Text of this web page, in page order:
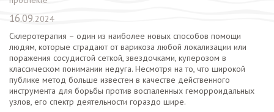
16.09.2024
Склеротерапия – один из наиболее новых способов помощи
людям, которые страдают от варикоза любой локализации или
поражения сосудистой сеткой, звездочками, куперозом в
классическом понимании недуга. Несмотря на то, что широкой
публике метод больше известен в качестве действенного
инструмента для борьбы против воспаленных геморроидальных
узлов, его спектр деятельности гораздо шире.